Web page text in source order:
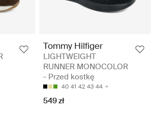
Tommy Hilfiger
LIGHTWEIGHT
RUNNER MONOCOLOR
- Przed kostkę
40 41 42 43 44
549 zł